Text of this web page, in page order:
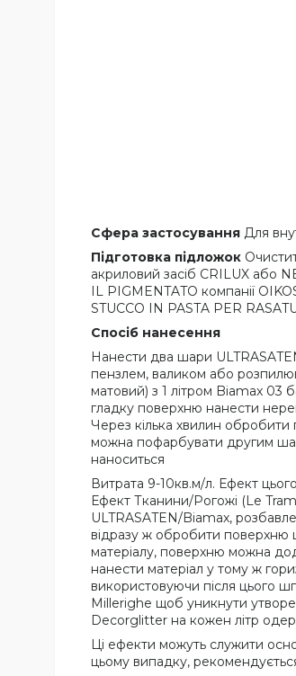
Сфера застосування Для
Підготовка підложок
акриловий засіб CRILUX або
IL PIGMENTATO компанії
STUCCO IN PASTA PER
Спосіб нанесення
Нанести два шари
пензлем, валиком або
матовий) з 1 літром Biamax 03
гладку поверхню нанести
Через кілька хвилин
можна пофарбувати другим
наноситься
Витрата 9-10кв.м/л. Ефект
Ефект Тканини/Рогожі (Le
ULTRASATEN/Biamax,
відразу ж обробити поверхню
матеріалу, поверхню можна
нанести матеріал у тому ж
використовуючи після цього
Millerighe щоб уникнути
Decorglitter на кожен літр
Ці ефекти можуть служити
цьому випадку,